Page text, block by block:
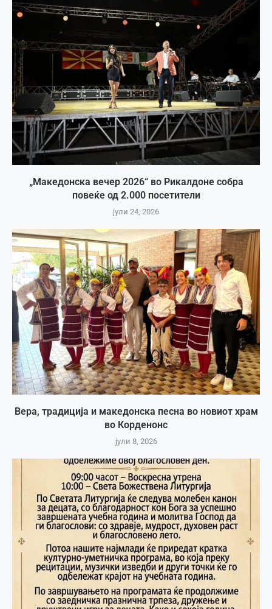
„Македонска вечер 2026“ во Рикалдоне собра
повеќе од 2.000 посетители
јули 24, 2026
Вера, традиција и македонска песна во новиот храм
во Корденонс
јули 8, 2026